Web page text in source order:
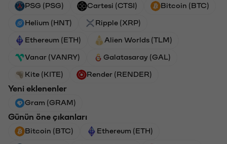
PSG (PSG) Cartesi (CTSI) Bitcoin (BTC)
Helium (HNT) Ripple (XRP)
Ethereum (ETH) Alien Worlds (TLM)
Vanar (VANRY) Galatasaray (GAL)
Kite (KITE) Render (RENDER)
Yeni eklenenler
Gram (GRAM)
Günün öne çıkanları
Bitcoin (BTC) Ethereum (ETH)